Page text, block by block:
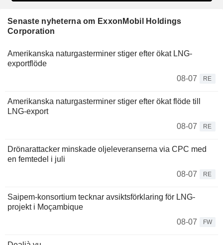
Senaste nyheterna om ExxonMobil Holdings
Corporation
Amerikanska naturgasterminer stiger efter ökat LNG-
exportflöde
08-07
RE
Amerikanska naturgasterminer stiger efter ökat flöde till
LNG-export
08-07
RE
Drönarattacker minskade oljeleveranserna via CPC med
en femtedel i juli
08-07
RE
Saipem-konsortium tecknar avsiktsförklaring för LNG-
projekt i Moçambique
08-07
FW